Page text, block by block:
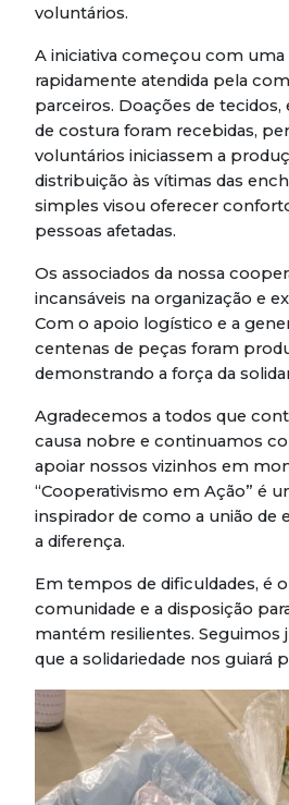
voluntários.
A iniciativa começou com uma
rapidamente atendida pela
parceiros. Doações de tecidos,
de costura foram recebidas,
voluntários iniciassem a
distribuição às vítimas das
simples visou oferecer
pessoas afetadas.
Os associados da nossa
incansáveis na organização e
Com o apoio logístico e a
centenas de peças foram
demonstrando a força da
Agradecemos a todos que
causa nobre e continuamos
apoiar nossos vizinhos em
“Cooperativismo em Ação” é
inspirador de como a união de
a diferença.
Em tempos de dificuldades, é
comunidade e a disposição
mantém resilientes. Seguimos
que a solidariedade nos guiará